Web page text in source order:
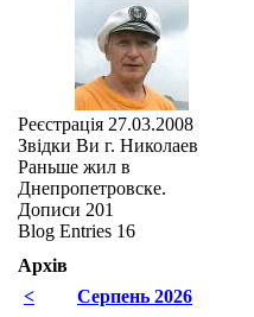
Реєстрація 27.03.2008
Звідки Ви г. Николаев
Раньше жил в
Днепропетровске.
Дописи 201
Blog Entries 16
Архів
<
Серпень 2026